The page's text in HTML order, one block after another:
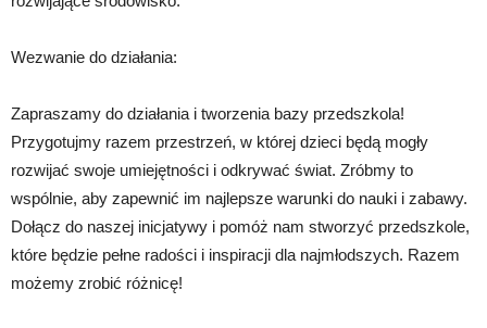
Wezwanie do działania:
Zapraszamy do działania i tworzenia bazy przedszkola!
Przygotujmy razem przestrzeń, w której dzieci będą mogły
rozwijać swoje umiejętności i odkrywać świat. Zróbmy to
wspólnie, aby zapewnić im najlepsze warunki do nauki i zabawy.
Dołącz do naszej inicjatywy i pomóż nam stworzyć przedszkole,
które będzie pełne radości i inspiracji dla najmłodszych. Razem
możemy zrobić różnicę!